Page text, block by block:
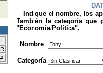
I
R
#
Indique el nombre, los
También la categoría que
"Economía/Política".
Nombre
Categoría